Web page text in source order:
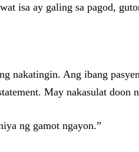
isa ay galing sa pagod,
nakatingin. Ang ibang
May nakasulat doon
ng gamot ngayon.”